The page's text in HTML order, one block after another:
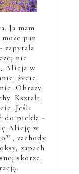
Ja mam
pan
nie
Alicja w
życie.
Obrazy.
Kształt.
Jeśli
do piekła -
Alicję w
zachody
zapach
skórze.